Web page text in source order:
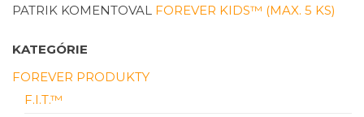
PATRIK KOMENTOVAL FOREVER KIDS™ (MAX. 5 KS)
KATEGÓRIE
FOREVER PRODUKTY
F.I.T.™